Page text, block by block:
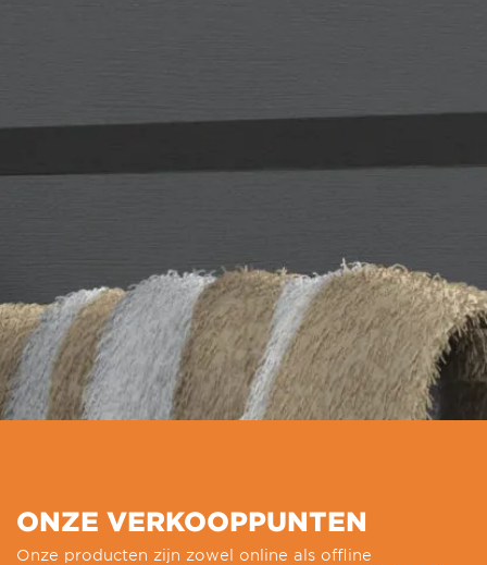
ONZE VERKOOPPUNTEN
Onze producten zijn zowel online als offline